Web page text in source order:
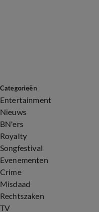
Categorieën
Entertainment
Nieuws
BN'ers
Royalty
Songfestival
Evenementen
Crime
Misdaad
Rechtszaken
TV